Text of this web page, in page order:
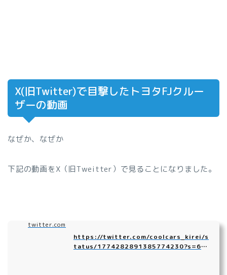
X(旧Twitter)で目撃したトヨタFJクルー
ザーの動画
なぜか、なぜか
下記の動画をX（旧Tweitter）で見ることになりました。
twitter.com
https://twitter.com/coolcars_kirei/s
tatus/1774282891385774230?s=61